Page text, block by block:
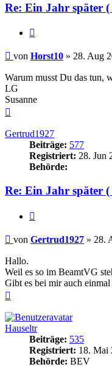
Re: Ein Jahr später (
Beitrag
von Horst10 » 28. Aug
Warum musst Du das tun,
LG
Susanne
Gertrud1927
Beiträge: 577
Registriert: 28. Jun
Behörde:
Re: Ein Jahr später (
Beitrag
von Gertrud1927 » 28.
Hallo.
Weil es so im BeamtVG
Gibt es bei mir auch
Hauseltr
Beiträge: 535
Registriert: 18. Mai
Behörde: BEV